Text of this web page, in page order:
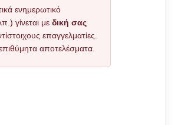
ενημερωτικό
γίνεται με δική σας
επαγγελματίες.
αποτελέσματα.